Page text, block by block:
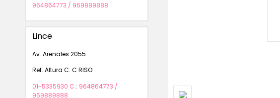
964864773 / 969889888
Lince
Av. Arenales 2055
Ref. Altura C. C RISO
01-5335930 C.: 964864773 /
969889888